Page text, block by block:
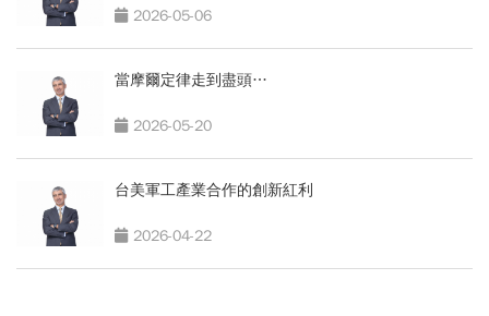
2026-05-06
當摩爾定律走到盡頭…
2026-05-20
台美軍工產業合作的創新紅利
2026-04-22